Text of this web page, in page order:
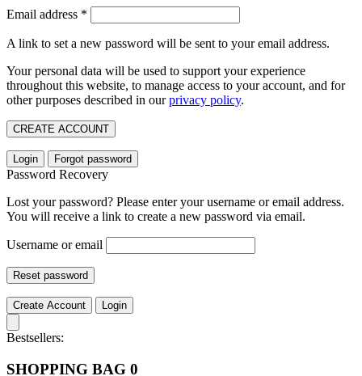
Email address *
A link to set a new password will be sent to your email address.
Your personal data will be used to support your experience
throughout this website, to manage access to your account, and for
other purposes described in ourprivacy policy.
CREATE ACCOUNT
Login Forgot password
Password Recovery
Lost your password? Please enter your username or email address.
You will receive a link to create a new password via email.
Username or email
Reset password
Create Account Login
Bestsellers:
SHOPPING BAG 0